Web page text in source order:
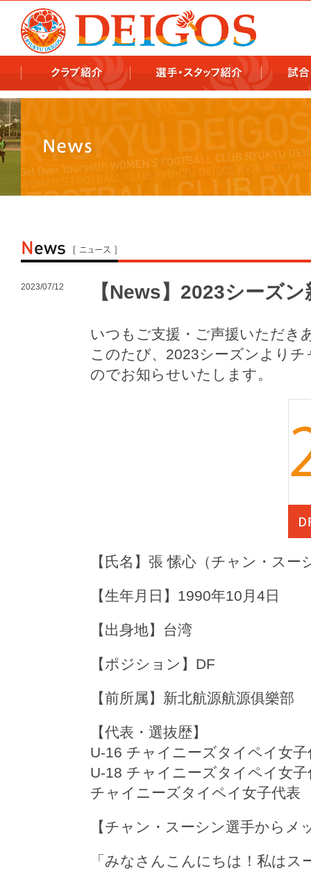
2023/07/12 【News】2023シーズ
いつもご支援・ご声援いただき
このたび、2023シーズンより
のでお知らせいたします。
【氏名】張 愫心（チャン・スー
【生年月日】1990年10月4日
【出身地】台湾
【ポジション】DF
【前所属】新北航源航源俱樂部
【代表・選抜歴】
U-16 チャイニーズタイペイ女子
U-18 チャイニーズタイペイ女子
チャイニーズタイペイ女子代表
【チャン・スーシン選手からメ
「みなさんこんにちは！私は